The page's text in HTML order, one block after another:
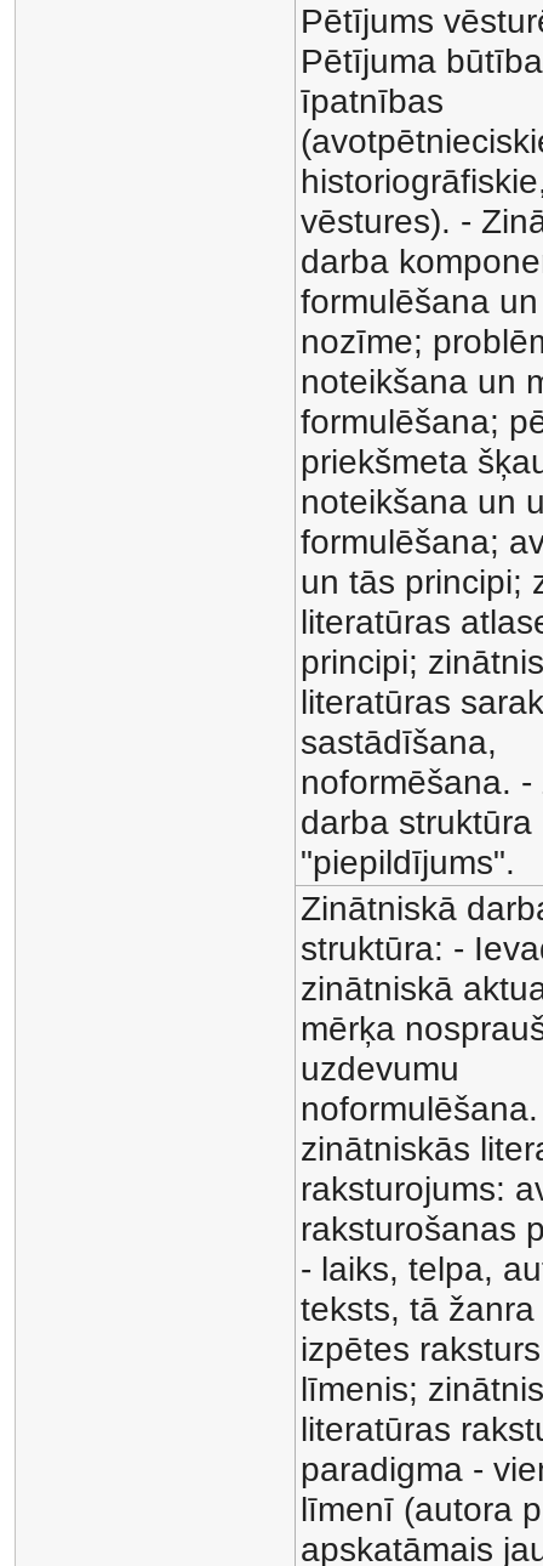
Pētījums
Pētījuma
īpatnības
vēstures). -
darba
formulēšana
nozīme;
noteikšana un
formulēšana;
priekšmeta
noteikšana un
formulēšana;
un tās principi;
literatūras
principi;
literatūras
sastādīšana,
noformēšana.
darba struktūra
"piepildījums".
Zinātniskā
struktūra: -
zinātniskā
mērķa
uzdevumu
zinātniskās
raksturojums:
raksturošanas
- laiks, telpa,
teksts, tā
izpētes
līmenis;
literatūras
paradigma -
līmenī (autora
apskatāmais